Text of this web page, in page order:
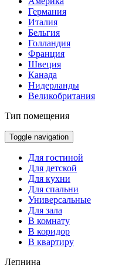
Германия
Италия
Бельгия
Голландия
Франция
Швеция
Канада
Нидерланды
Великобритания
Тип помещения
Toggle navigation
Для гостиной
Для детской
Для кухни
Для спальни
Универсальные
Для зала
В комнату
В коридор
В квартиру
Лепнина